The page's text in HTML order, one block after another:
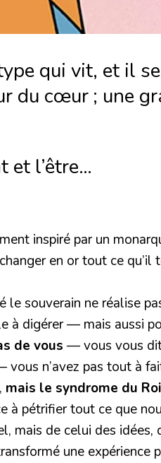
qui vit, et il
du cœur ; une
et l’être…
inspiré par un
en or tout ce
souverain ne réalise
digérer — mais aussi
de vous — vous vous
n’avez pas tout à
mais le syndrome du
à pétrifier tout ce que
mais de celui des
une